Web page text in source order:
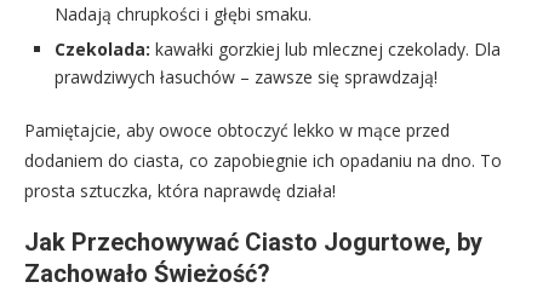
Nadają chrupkości i głębi smaku.
Czekolada: kawałki gorzkiej lub mlecznej czekolady. Dla
prawdziwych łasuchów – zawsze się sprawdzają!
Pamiętajcie, aby owoce obtoczyć lekko w mące przed
dodaniem do ciasta, co zapobiegnie ich opadaniu na dno. To
prosta sztuczka, która naprawdę działa!
Jak Przechowywać Ciasto Jogurtowe, by
Zachowało Świeżość?